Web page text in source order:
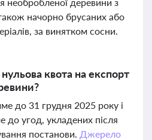
начорно брусаних або
за винятком сосни.
квота на експорт
до 31 грудня 2025 року і
до угод, укладених після
постанови. Джерело